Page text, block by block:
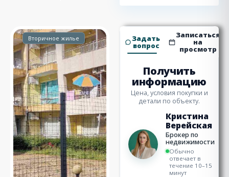
Вторичное жилье Задать
вопрос
Записаться
на
просмотр
Получить
информацию
Цена, условия покупки и
детали по объекту.
Кристина
Верейская
Брокер по
недвижимости
Обычно
отвечает в
течение 10–15
минут